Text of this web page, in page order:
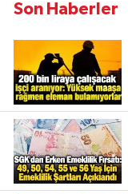
Son Haberler